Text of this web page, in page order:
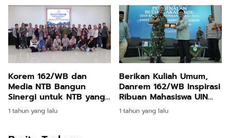
Korem 162/WB dan
Media NTB Bangun
Sinergi untuk NTB yang
Aman dan Maju
1 tahun yang lalu
Berikan Kuliah Umum,
Danrem 162/WB Inspirasi
Ribuan Mahasiswa UIN
Mataram
1 tahun yang lalu